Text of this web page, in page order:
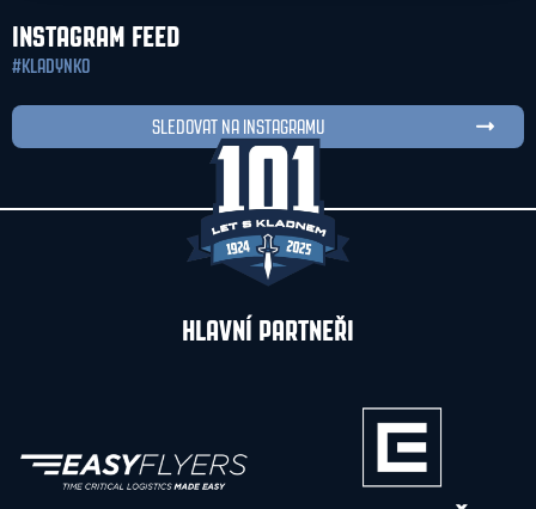
INSTAGRAM FEED
#KLADYNKO
SLEDOVAT NA INSTAGRAMU
HLAVNÍ PARTNEŘI